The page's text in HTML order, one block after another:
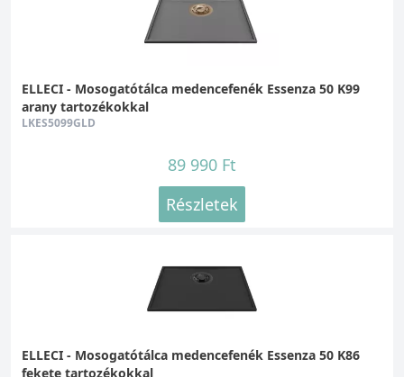
ELLECI - Mosogatótálca medencefenék Essenza 50 K99
arany tartozékokkal
LKES5099GLD
89 990 Ft
Részletek
ELLECI - Mosogatótálca medencefenék Essenza 50 K86
fekete tartozékokkal